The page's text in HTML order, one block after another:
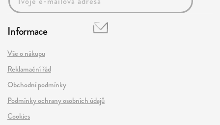
Informace
Vše o nákupu
Reklamační řád
Obchodní podmínky
Podmínky ochrany osobních údajů
Cookies